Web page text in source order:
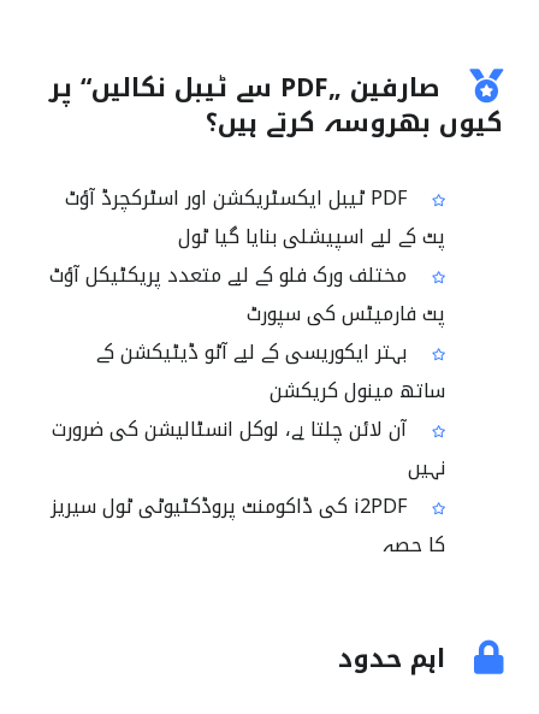
صارفین „PDF سے ٹیبل نکالیں“ پر
کیوں بھروسہ کرتے ہیں؟
PDF ٹیبل ایکسٹریکشن اور اسٹرکچرڈ آؤٹ
پٹ کے لیے اسپیشلی بنایا گیا ٹول
مختلف ورک فلو کے لیے متعدد پریکٹیکل آؤٹ
پٹ فارمیٹس کی سپورٹ
بہتر ایکوریسی کے لیے آٹو ڈیٹیکشن کے
ساتھ مینول کریکشن
آن لائن چلتا ہے، لوکل انسٹالیشن کی ضرورت
نہیں
i2PDF کی ڈاکومنٹ پروڈکٹیوٹی ٹول سیریز
کا حصہ
اہم حدود